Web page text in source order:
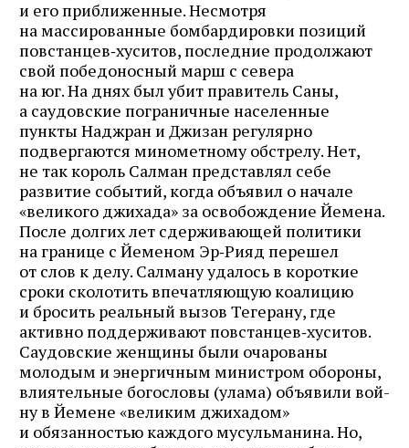
и его приближенные. Несмотря
на массированные бомбардировки позиций
повстанцев‑хуситов, последние продолжают
свой победоносный марш с севера
на юг. На днях был убит правитель Саны,
а саудовские пограничные населенные
пункты Наджран и Джизан регулярно
подвергаются минометному обстрелу. Нет,
не так король Салман представлял себе
развитие событий, когда объявил о начале
«великого джихада» за освобождение Йемена.
После долгих лет сдерживающей политики
на границе с Йеменом Эр‑Рияд перешел
от слов к делу. Салману удалось в короткие
сроки сколотить впечатляющую коалицию
и бросить реальный вызов Тегерану, где
активно поддерживают повстанцев‑хуситов.
Саудовские женщины были очарованы
молодым и энергичным министром обороны,
влиятельные богословы (улама) объявили вой­
ну в Йемене «великим джихадом»
и обязанностью каждого мусульманина. Но,